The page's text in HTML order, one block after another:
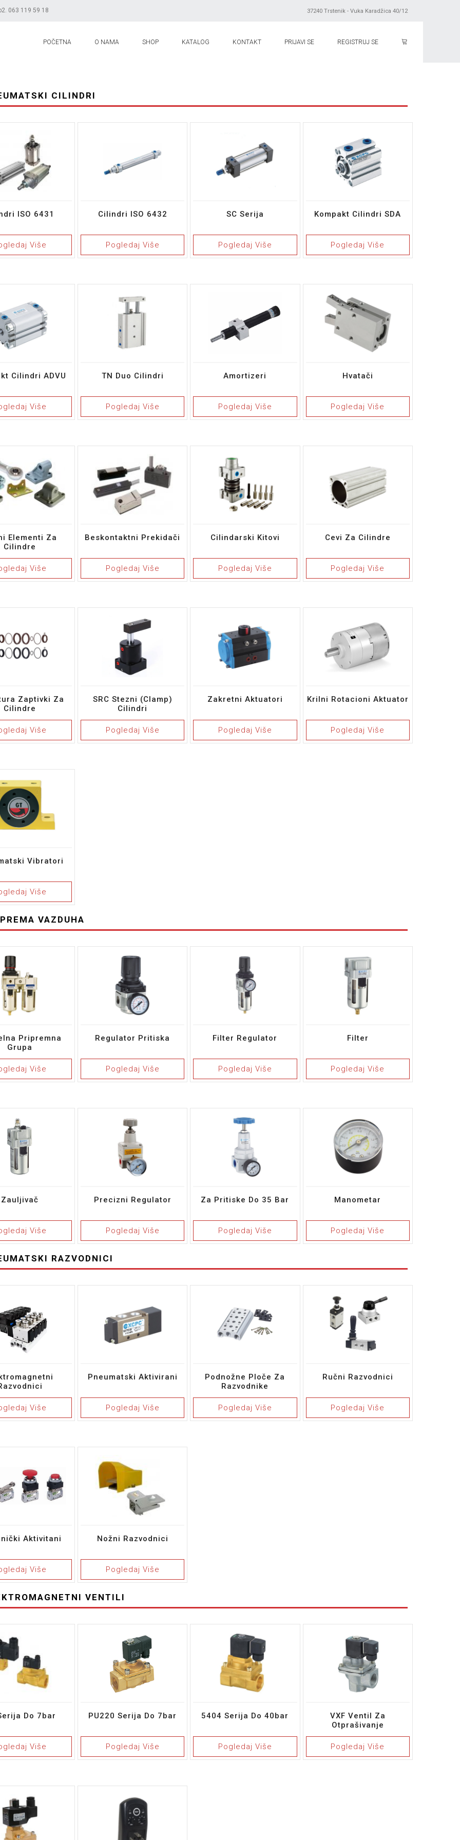
063 119 59 18 37240 Trstenik - Vuka Karadžica 40/12
POČETNA O NAMA SHOP KATALOG KONTAKT PRIJAVI SE REGISTRUJ SE
CILINDRI
ISO 6431
Više
Cilindri ISO 6432
Pogledaj Više
SC Serija
Pogledaj Više
Kompakt Cilindri SDA
Pogledaj Više
Cilindri ADVU
Više
TN Duo Cilindri
Pogledaj Više
Amortizeri
Pogledaj Više
Hvatači
Pogledaj Više
Elementi Za
Cilindre
Više
Beskontaktni Prekidači
Pogledaj Više
Cilindarski Kitovi
Pogledaj Više
Cevi Za Cilindre
Pogledaj Više
Zaptivki Za
Cilindre
Više
SRC Stezni (Clamp)
Cilindri
Pogledaj Više
Zakretni Aktuatori
Pogledaj Više
Krilni Rotacioni Aktuator
Pogledaj Više
Vibratori
Više
VAZDUHA
Pripremna
Grupa
Više
Regulator Pritiska
Pogledaj Više
Filter Regulator
Pogledaj Više
Filter
Pogledaj Više
Zauljivač
Više
Precizni Regulator
Pogledaj Više
Za Pritiske Do 35 Bar
Pogledaj Više
Manometar
Pogledaj Više
RAZVODNICI
Više
Pneumatski Aktivirani
Pogledaj Više
Podnožne Ploče Za
Razvodnike
Pogledaj Više
Ručni Razvodnici
Pogledaj Više
Aktivitani
Više
Nožni Razvodnici
Pogledaj Više
VENTILI
Do 7bar
Više
PU220 Serija Do 7bar
Pogledaj Više
5404 Serija Do 40bar
Pogledaj Više
VXF Ventil Za
Otprašivanje
Pogledaj Više